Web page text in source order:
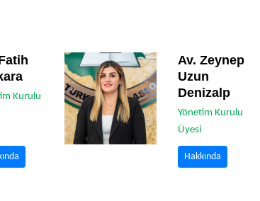
Kurulu
Av. Zeynep
Uzun
Denizalp
Yönetim Kurulu
Üyesi
Hakkında